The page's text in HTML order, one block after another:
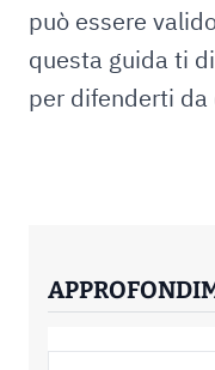
può essere
questa guida ti
per difenderti